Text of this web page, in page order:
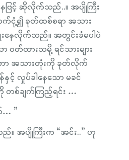
ြင့် ဆိုလိုက်သည်..။ အပျိုကြီး
က်ငုံ့၍ ခုတ်ထစ်စရာ အသား
ြုံးနေလိုက်သည်။ အတွင်းခံမပါပဲ
ထားသမို့ ရင်သားများ
ကာ အသားတုံးကို ခုတ်လိုက်
လှုပ်ခါနေသော မခင်
တစ်ချက်ကြည့်ရင်း …
… ”
အပျိုကြီးက “အင်း..” ဟု